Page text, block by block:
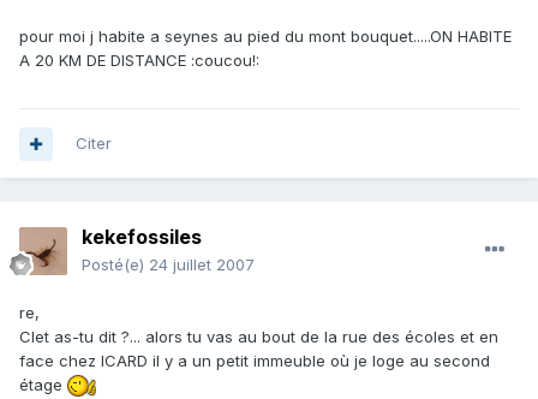
pour moi j habite a seynes au pied du mont bouquet.....ON HABITE
A 20 KM DE DISTANCE :coucou!:
Citer
kekefossiles
Posté(e) 24 juillet 2007
re,
Clet as-tu dit ?... alors tu vas au bout de la rue des écoles et en
face chez ICARD il y a un petit immeuble où je loge au second
étage